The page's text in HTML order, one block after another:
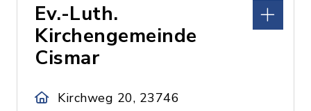
Ev.-Luth.
Kirchengemeinde
Cismar
Kirchweg 20, 23746